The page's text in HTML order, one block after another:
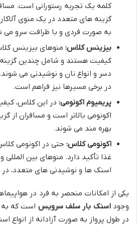
کلمه یک تجربه رستورانی است.
گزینه های متعدد در یک منوی
به صورت فردی و با ظرافت سرو می
بیزینس کلاس: منوهای بیزینس
کیفیت هستند و شامل چندین
دسر و انواع نان و نوشیدنی می
در برخی مسیرها نیز فراهم است.
پریمیوم اکونومی: در این کلاس،
اکونومی بالاتر است و مسافران از
بهره مند می شوند.
اکونومی کلاس: حتی در اکونومی
غذا تأکید دارد. منوهای بین
اسنک ها و نوشیدنی های متعدد، در
وجوداسنک بار سلف سرویس است که به
در طول پرواز به صورت آزادانه از انواع